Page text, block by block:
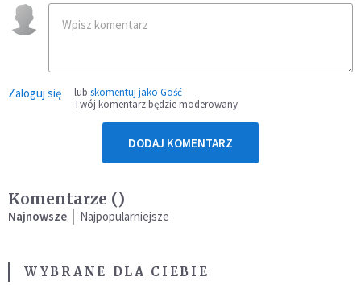
Zaloguj się lub skomentuj jako Gość
Twój komentarz będzie moderowany
DODAJ KOMENTARZ
Komentarze ()
Najnowsze Najpopularniejsze
WYBRANE DLA CIEBIE